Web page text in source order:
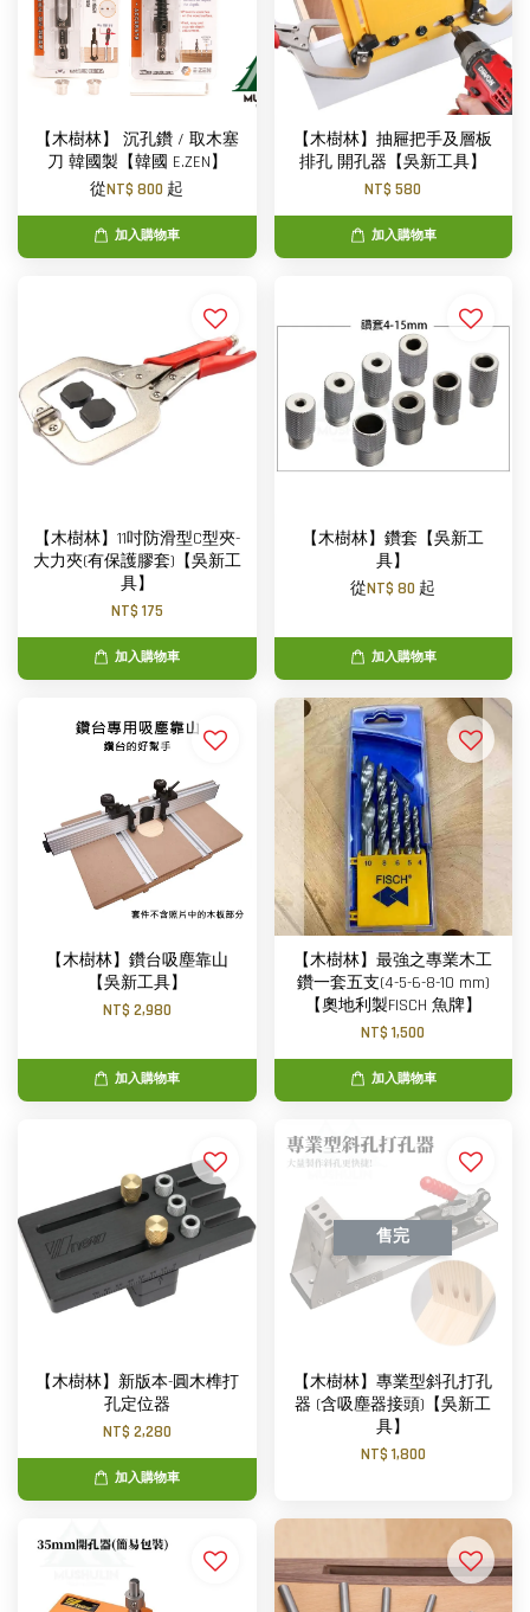
【木樹林】 沉孔鑽 / 取木塞
刀 韓國製【韓國 E.ZEN】
從NT$ 800 起
加入購物車
【木樹林】抽屜把手及層板
排孔 開孔器【吳新工具】
NT$ 580
加入購物車
【木樹林】11吋防滑型C型夾-
大力夾(有保護膠套)【吳新工
具】
NT$ 175
加入購物車
【木樹林】鑽套【吳新工
具】
從NT$ 80 起
加入購物車
【木樹林】鑽台吸塵靠山
【吳新工具】
NT$ 2,980
加入購物車
【木樹林】最強之專業木工
鑽一套五支(4-5-6-8-10 mm)
【奧地利製FISCH 魚牌】
NT$ 1,500
加入購物車
【木樹林】新版本-圓木榫打
孔定位器
NT$ 2,280
加入購物車
售完
【木樹林】專業型斜孔打孔
器 (含吸塵器接頭)【吳新工
具】
NT$ 1,800